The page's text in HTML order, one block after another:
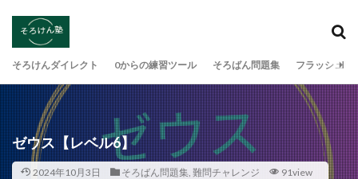
そろけんダイレクト 0からの練習ツール そろばん問題集 フラッシュ暗
ゼウス【レベル6】
2024年10月3日 そろばん問題集, 難問チャレンジ 91view